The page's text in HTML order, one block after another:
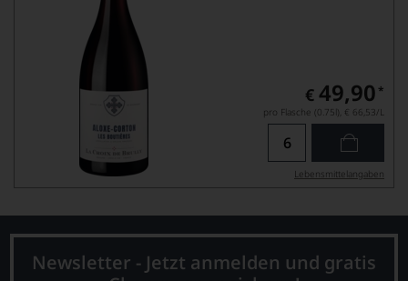
€ 49,90 *
pro Flasche (0.75l), € 66,53/L
Lebensmittel­angaben
Newsletter - Jetzt anmelden und gratis